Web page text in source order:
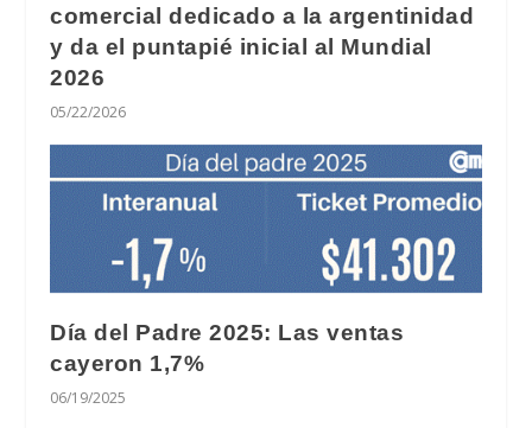
comercial dedicado a la argentinidad
y da el puntapié inicial al Mundial
2026
05/22/2026
Día del Padre 2025: Las ventas
cayeron 1,7%
06/19/2025